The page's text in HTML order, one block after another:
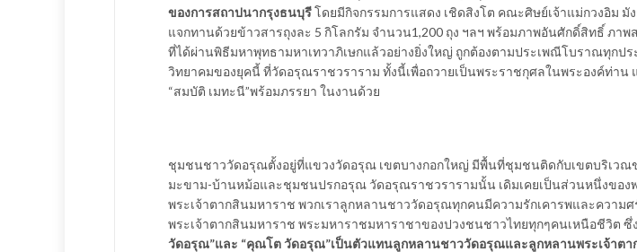
ของการสถาปนากรุงธนบุรีโดยมีกิจกรรมการแสดง เชิดสิงโต คณะศิษย์เจ้าแม่กวงอิม มั
แจกทานด้วยข้าวสารถุงละ 5 กิโลกรัม จำนวน1,200 ถุง ฯลฯ พร้อมภาพอันศักดิ์สิทธิ์ ภา
ที่ได้ผ่านพิธีมหาพุทธามหาเทวาภิเษกแล้วอย่างยิ่งใหญ่ ถูกต้องตามประเพณีโบราณทุกปร
วิทยาคมของยุคนี้ ที่วัดอรุณราชวราราม ทั้งนี้เพื่อถวายเป็นพระราชกุศลในพระองค์ท่าน
“สมบัติ เมทะนี”พร้อมภรรยา ในงานด้วย
ชุมชนชาววัดอรุณตั้งอยู่ที่แขวงวัดอรุณ เขตบางกอกใหญ่ มีพื้นที่ชุมชนติดกับเขตบริเว
มะขาม-บ้านหม้อและชุมชนปรกอรุณ วัดอรุณราชวรารามนั้น เดิมเคยเป็นส่วนหนึ่งของ
พระเจ้าตากสินมหาราช พวกเราลูกหลานชาววัดอรุณทุกคนมีความรักเคารพและความ
พระเจ้าตากสินมหาราช พระมหาราชมหาราชาของปวงชนชาวไทยทุกๆคนเหนือชีวิต
วัดอรุณ”และ “คุณโต วัดอรุณ”เป็นตัวแทนลูกหลานชาววัดอรุณและลูกหลานพระเจ้าตา